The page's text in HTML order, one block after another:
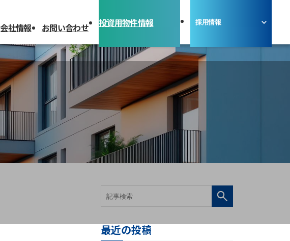
会社情報 お問い合わせ 投資用物件情報 採用情報
採用情報
仕事を知る
環境を知る
社員インタビュー
最近の投稿